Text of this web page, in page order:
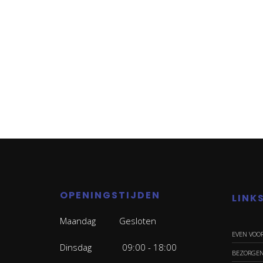
OPENINGSTIJDEN
Maandag Gesloten
Dinsdag 09:00 - 18:00
LINKS
EVEN
BEZORGEN